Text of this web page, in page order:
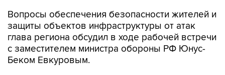
Вопросы обеспечения безопасности жителей и
защиты объектов инфраструктуры от атак
глава региона обсудил в ходе рабочей встречи
с заместителем министра обороны РФ Юнус-
Беком Евкуровым.